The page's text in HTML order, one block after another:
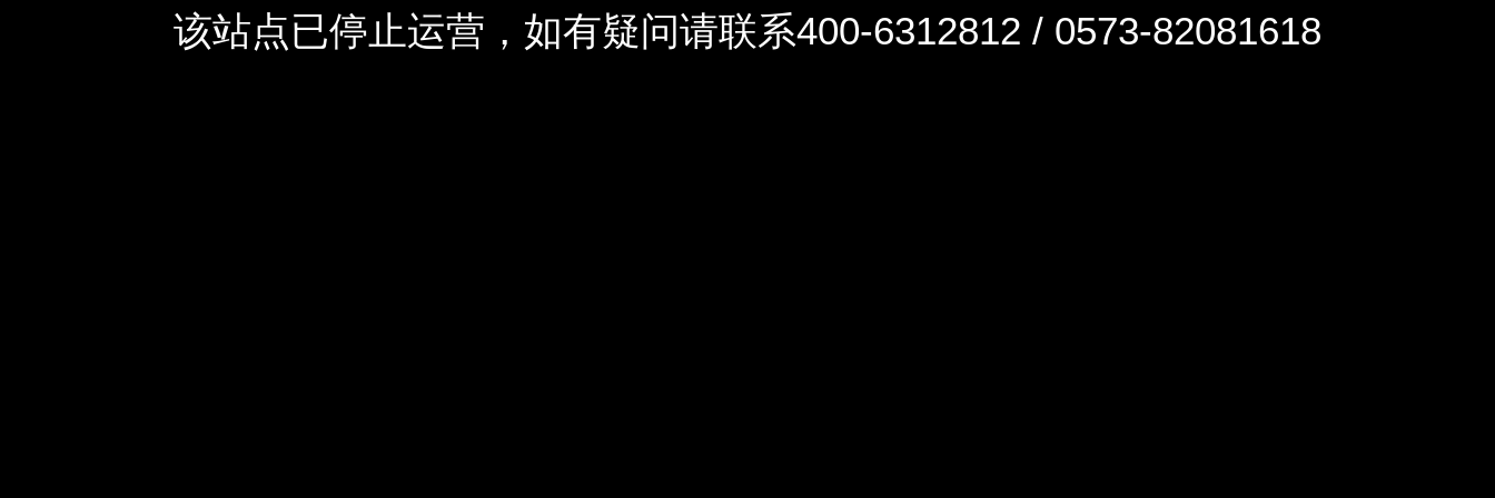
该站点已停止运营，如有疑问请联系400-6312812 / 0573-82081618